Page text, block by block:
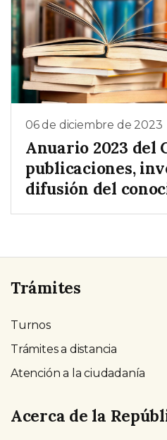
06 de diciembre de 2023
Anuario 2023 del
publicaciones,
difusión del
Trámites
Turnos
Trámites a distancia
Atención a la ciudadanía
Acerca de la